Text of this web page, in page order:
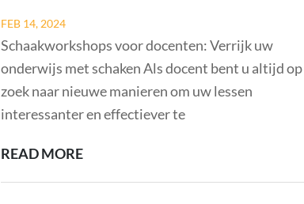
Posted
on
FEB 14, 2024
Schaakworkshops voor docenten: Verrijk uw
onderwijs met schaken Als docent bent u altijd op
zoek naar nieuwe manieren om uw lessen
interessanter en effectiever te
READ MOREVERRIJK